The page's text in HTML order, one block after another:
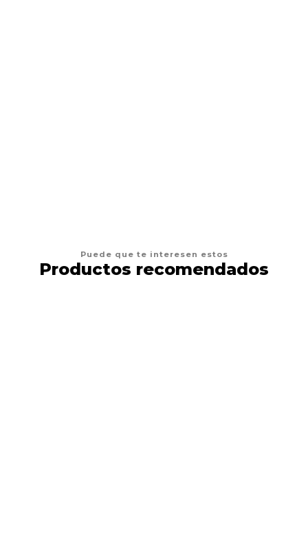
Puede que te interesen estos
Productos recomendados